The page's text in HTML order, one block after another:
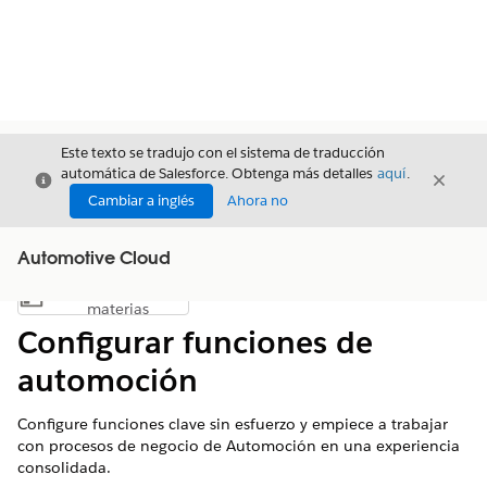
Cerrar
Este texto se tradujo con el sistema de traducción
automática de Salesforce. Obtenga más detalles aquí.
Cambiar a inglés
Ahora no
Cerrar
Automotive Cloud
Mostrar índice de materias
materias
Configurar funciones de
automoción
Configure funciones clave sin esfuerzo y empiece a trabajar
con procesos de negocio de Automoción en una experiencia
consolidada.